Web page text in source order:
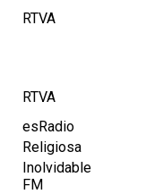
RTVA
RTVA
esRadio
Religiosa
Inolvidable
FM